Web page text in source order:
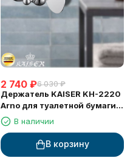
2 740 ₽6 030 ₽
Держатель KAISER KH-2220
Arno для туалетной бумаги,
настенный
В наличии
В корзину